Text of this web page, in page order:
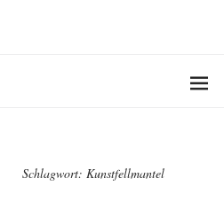
Schlagwort: Kunstfellmantel